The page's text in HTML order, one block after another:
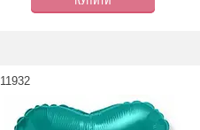
11932